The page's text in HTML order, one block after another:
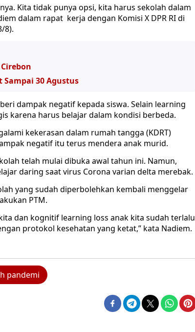
Kita tidak punya opsi, kita harus sekolah dalam
dalam rapat kerja dengan Komisi X DPR RI di
8).
Sampai 30 Agustus
dampak negatif kepada siswa. Selain learning
karena harus belajar dalam kondisi berbeda.
kekerasan dalam rumah tangga (KDRT)
negatif itu terus mendera anak murid.
telah mulai dibuka awal tahun ini. Namun,
daring saat virus Corona varian delta merebak.
yang sudah diperbolehkan kembali menggelar
PTM.
dan kognitif learning loss anak kita sudah terlalu
protokol kesehatan yang ketat,” kata Nadiem.
pandemi